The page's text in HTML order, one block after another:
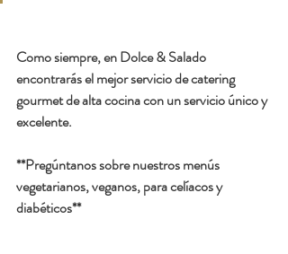
Como siempre, en Dolce & Salado
encontrarás el mejor servicio de catering
gourmet de alta cocina con un servicio único y
excelente.
**Pregúntanos sobre nuestros menús
vegetarianos, veganos, para celíacos y
diabéticos**